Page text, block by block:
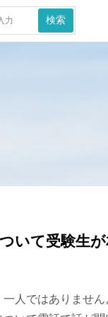
いて受験生
人ではありません